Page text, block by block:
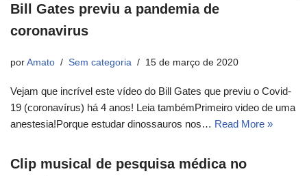
Bill Gates previu a pandemia de
coronavirus
por Amato Sem categoria 15 de março de 2020
Vejam que incrível este vídeo do Bill Gates que previu o Covid-
19 (coronavírus) há 4 anos! Leia tambémPrimeiro video de uma
anestesia!Porque estudar dinossauros nos… Read More »
Clip musical de pesquisa médica no